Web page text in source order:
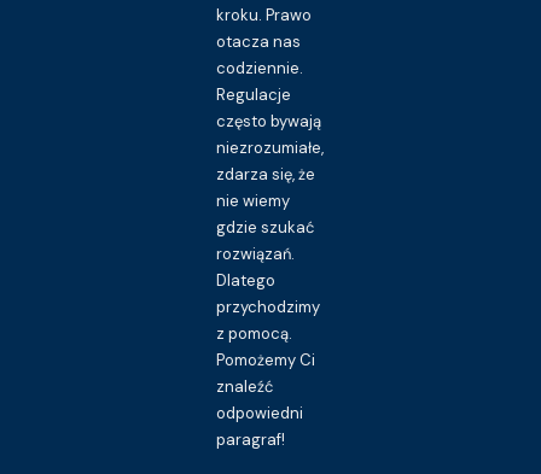
kroku. Prawo
otacza nas
codziennie.
Regulacje
często bywają
niezrozumiałe,
zdarza się, że
nie wiemy
gdzie szukać
rozwiązań.
Dlatego
przychodzimy
z pomocą.
Pomożemy Ci
znaleźć
odpowiedni
paragraf!